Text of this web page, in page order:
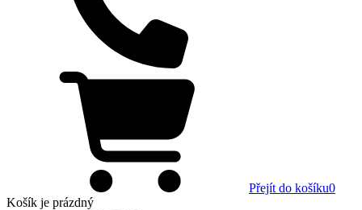
Přejít do košíku0
Košík je prázdný